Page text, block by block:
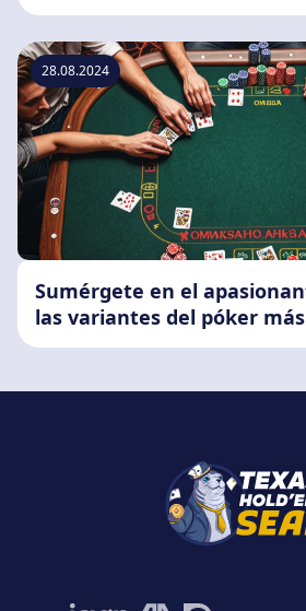
28.08.2024
Sumérgete en el
las variantes del póker
Hold'Em